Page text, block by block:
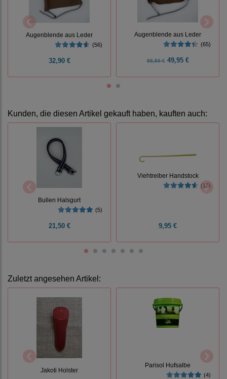
Augenblende aus Leder
(56)
32,90 €
Augenblende aus Leder
(65)
55,50 €49,95 €
Kunden, die diesen Artikel gekauft haben, kauften auch:
Bullen Halsgurt
(5)
21,50 €
Viehtreiber Handstock
(15)
9,95 €
Zuletzt angesehen Artikel:
Jakoti Holster
Parisol Hufsalbe
(4)